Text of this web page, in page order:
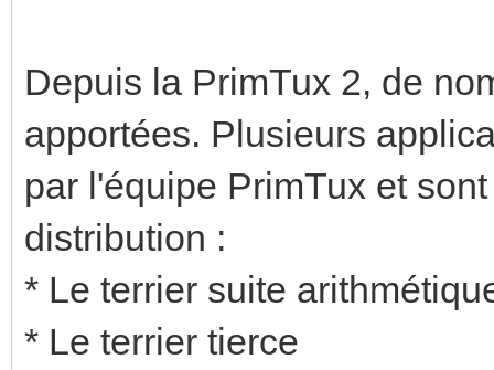
Depuis la PrimTux 2, de
apportées. Plusieurs
par l'équipe PrimTux et
distribution :
* Le terrier suite
* Le terrier tierce